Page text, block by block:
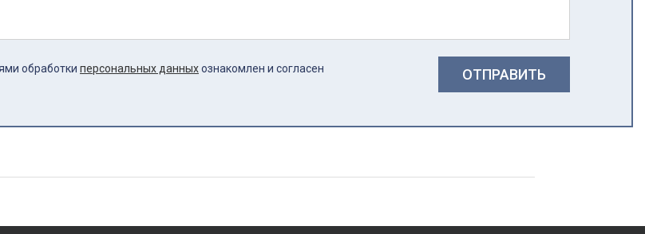
обработки персональных данныхознакомлен и согласен ОТПРАВИТЬ